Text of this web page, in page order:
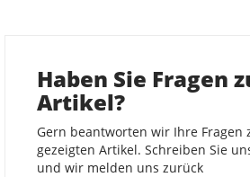
Haben Sie Fragen
Artikel?
Gern beantworten wir Ihre Fragen
gezeigten Artikel. Schreiben Sie
und wir melden uns zurück